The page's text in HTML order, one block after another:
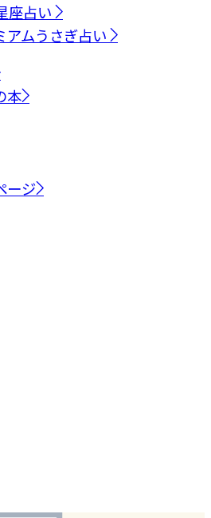
座占い
アムうさぎ占い
本
ージ